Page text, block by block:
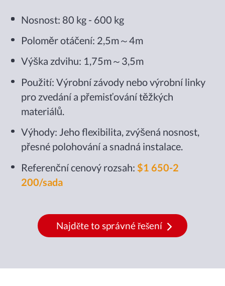
Nosnost: 80 kg - 600 kg
Poloměr otáčení: 2,5m～4m
Výška zdvihu: 1,75m～3,5m
Použití: Výrobní závody nebo výrobní linky
pro zvedání a přemisťování těžkých
materiálů.
Výhody: Jeho flexibilita, zvýšená nosnost,
přesné polohování a snadná instalace.
Referenční cenový rozsah: $1 650-2
200/sada
Najděte to správné řešení